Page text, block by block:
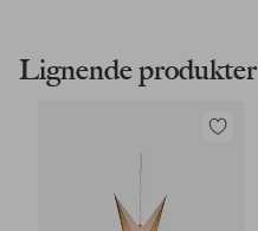
Lignende produkter
Legg